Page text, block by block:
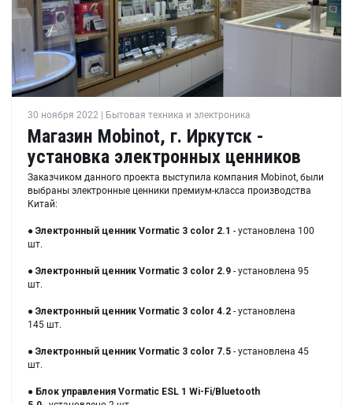
30 ноября 2022 | Бытовая техника и электроника
Магазин Mobinot, г. Иркутск -
установка электронных ценников
Заказчиком данного проекта выступила компания Mobinot, были
выбраны электронные ценники премиум-класса производства
Китай:
● Электронный ценник Vormatic 3 color 2.1 - установлена 100
шт.
● Электронный ценник Vormatic 3 color 2.9 - установлена 95
шт.
● Электронный ценник Vormatic 3 color 4.2 - установлена
145 шт.
● Электронный ценник Vormatic 3 color 7.5 - установлена 45
шт.
● Блок управления Vormatic ESL 1 Wi-Fi/Bluetooth